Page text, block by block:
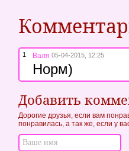
1 Валя 05-04-2015, 12:25
Норм)
Добавить
Дорогие друзья, если вам
понравилась, а так же, если у